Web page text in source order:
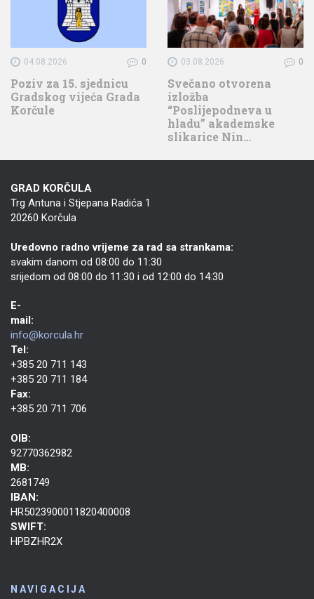
04.08.2026 0
Poziv za 15. sjednicu
Gradskog vijeća Grada
Korčule
03.08.2026 0
Svečano otvorena
izložba
“Poslijepodneva u
hladu” akademske
slikarice Nin…
GRAD KORČULA
Trg Antuna i Stjepana Radića 1
20260 Korčula
Uredovno radno vrijeme za rad sa strankama:
svakim danom od 08:00 do 11:30
srijedom od 08:00 do 11:30 i od 12:00 do 14:30
E-
mail:
info@korcula.hr
Tel:
+385 20 711 143
+385 20 711 184
Fax:
+385 20 711 706
OIB:
92770362982
MB:
2681749
IBAN:
HR5023900011820400008
SWIFT:
HPBZHR2X
NAVIGACIJA